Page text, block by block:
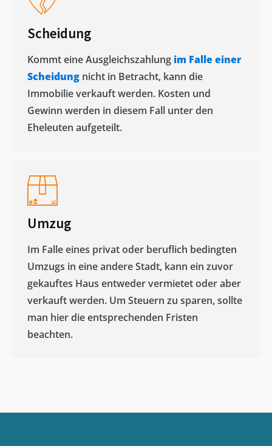
Scheidung
Kommt eine Ausgleichszahlung im Falle einer
Scheidung nicht in Betracht, kann die
Immobilie verkauft werden. Kosten und
Gewinn werden in diesem Fall unter den
Eheleuten aufgeteilt.​
Umzug
Im Falle eines privat oder beruflich bedingten
Umzugs in eine andere Stadt, kann ein zuvor
gekauftes Haus entweder vermietet oder aber
verkauft werden. Um Steuern zu sparen, sollte
man hier die entsprechenden Fristen
beachten.